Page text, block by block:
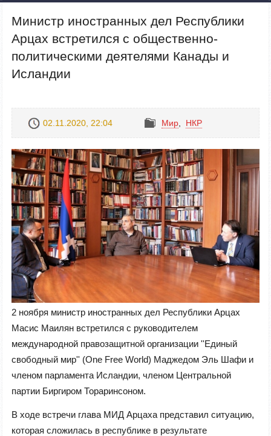
Министр иностранных дел Республики
Арцах встретился с общественно-
политическими деятелями Канады и
Исландии
02.11.2020, 22:04 Mир НКР
2 ноября министр иностранных дел Республики Арцах
Масис Маилян встретился с руководителем
международной правозащитной организации ''Единый
свободный мир'' (One Free World) Маджедом Эль Шафи и
членом парламента Исландии, членом Центральной
партии Биргиром Тораринсоном.
В ходе встречи глава МИД Арцаха представил ситуацию,
которая сложилась в республике в результате